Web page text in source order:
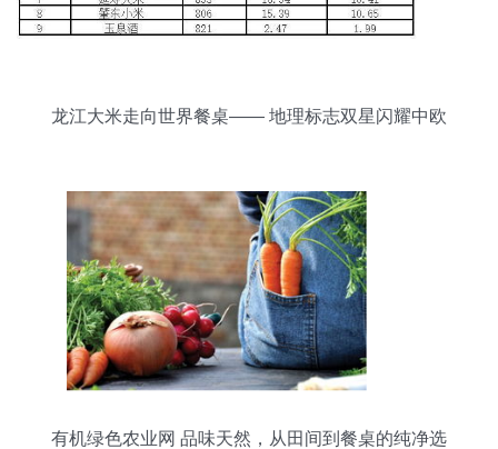
龙江大米走向世界餐桌—— 地理标志双星闪耀中欧
有机绿色农业网 品味天然，从田间到餐桌的纯净选